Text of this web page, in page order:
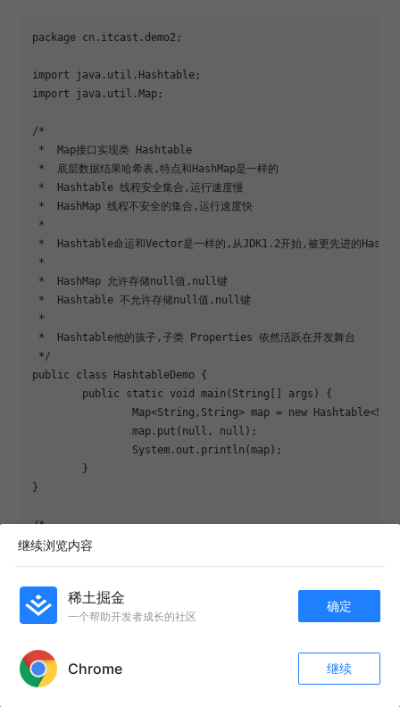
package cn.itcast.demo2;
import java.util.Hashtable;
import java.util.Map;
/*
*  Map接口实现类 Hashtable
*  底层数据结果哈希表,特点和HashMap是一样的
*  Hashtable 线程安全集合,运行速度慢
*  HashMap 线程不安全的集合,运行速度快
*
*  Hashtable命运和Vector是一样的,从JDK1.2开始,被更先进的
*
*  HashMap 允许存储null值,null键
*  Hashtable 不允许存储null值,null键
*
*  Hashtable他的孩子,子类 Properties 依然活跃在开发舞台
*/
public class HashtableDemo {
}
/*
*  LinkedHashMap继承HashMap
public class Person {
点赞
继续浏览内容
稀土掘金
一个帮助开发者成长的社区
确定
Chrome 继续